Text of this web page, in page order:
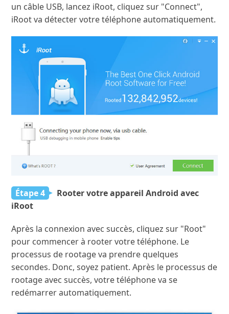
un câble USB, lancez iRoot, cliquez sur "Connect",
iRoot va détecter votre téléphone automatiquement.
Étape 4
Rooter votre appareil Android avec
iRoot
Après la connexion avec succès, cliquez sur "Root"
pour commencer à rooter votre téléphone. Le
processus de rootage va prendre quelques
secondes. Donc, soyez patient. Après le processus de
rootage avec succès, votre téléphone va se
redémarrer automatiquement.